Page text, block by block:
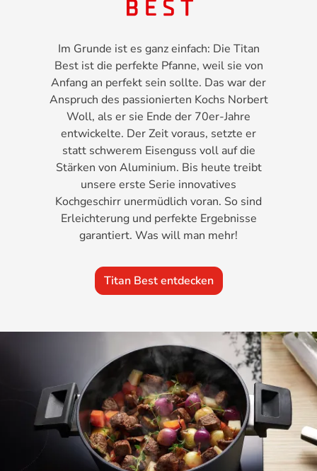
Im Grunde ist es ganz einfach: Die Titan
Best ist die perfekte Pfanne, weil sie von
Anfang an perfekt sein sollte. Das war der
Anspruch des passionierten Kochs Norbert
Woll, als er sie Ende der 70er-Jahre
entwickelte. Der Zeit voraus, setzte er
statt schwerem Eisenguss voll auf die
Stärken von Aluminium. Bis heute treibt
unsere erste Serie innovatives
Kochgeschirr unermüdlich voran. So sind
Erleichterung und perfekte Ergebnisse
garantiert. Was will man mehr!
Titan Best entdecken